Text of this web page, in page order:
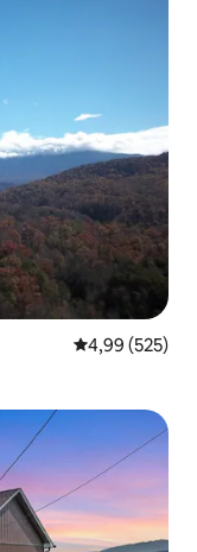
4,99 av 5 i
4,99 (525)